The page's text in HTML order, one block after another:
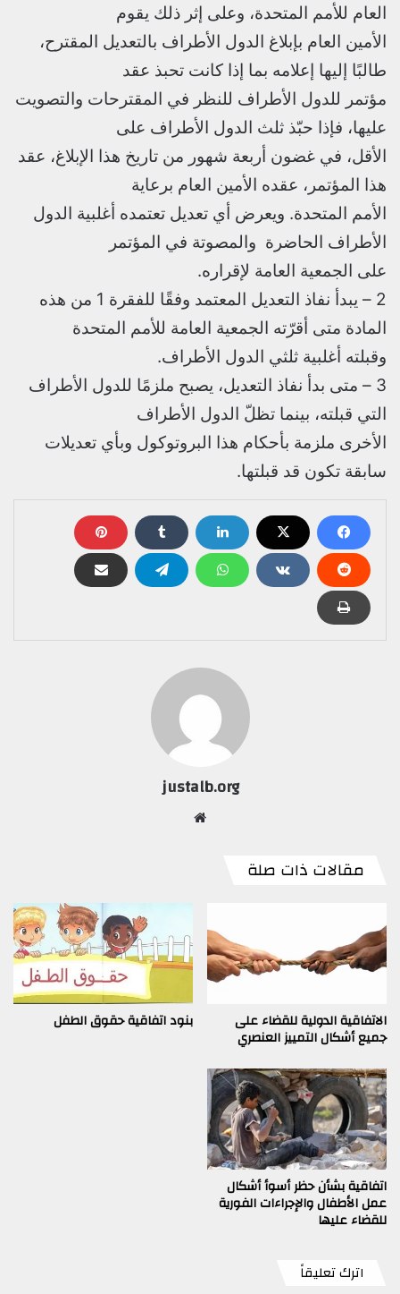
العام للأمم المتحدة، وعلى إثر ذلك يقوم
الأمين العام بإبلاغ الدول الأطراف بالتعديل المقترح،
طالبًا إليها إعلامه بما إذا كانت تحبذ عقد
مؤتمر للدول الأطراف للنظر في المقترحات والتصويت
عليها، فإذا حبّذ ثلث الدول الأطراف على
الأقل، في غضون أربعة شهور من تاريخ هذا الإبلاغ، عقد
هذا المؤتمر، عقده الأمين العام برعاية
الأمم المتحدة. ويعرض أي تعديل تعتمده أغلبية الدول
الأطراف الحاضرة والمصوتة في المؤتمر
على الجمعية العامة لإقراره.
2 – يبدأ نفاذ التعديل المعتمد وفقًا للفقرة 1 من هذه
المادة متى أقرّته الجمعية العامة للأمم المتحدة
وقبلته أغلبية ثلثي الدول الأطراف.
3 – متى بدأ نفاذ التعديل، يصبح ملزمًا للدول الأطراف
التي قبلته، بينما تظلّ الدول الأطراف
الأخرى ملزمة بأحكام هذا البروتوكول وبأي تعديلات
سابقة تكون قد قبلتها.
justalb.org
مقالات ذات صلة
الاتفاقية الدولية للقضاء على
جميع أشكال التمييز العنصري
بنود اتفاقية حقوق الطفل
اتفاقية بشأن حظر أسوأ أشكال
عمل الأطفال والإجراءات الفورية
للقضاء عليها
اترك تعليقاً